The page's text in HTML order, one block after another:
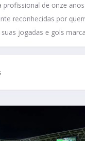
de onze
reconhecidas por
jogadas e gols